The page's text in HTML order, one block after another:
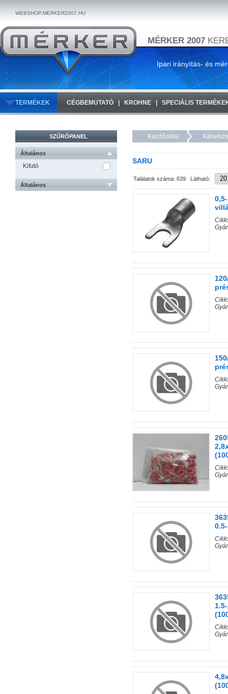
WEBSHOP.MERKER2007.HU
MÉRKER 2007
Ipari irányítás- és
TERMÉKEK CÉGBEMUTATÓ KROHNE SPECIÁLIS
Kezdőoldal
SARU
Találatok száma: 639 Látható:
SZŰRŐPANEL
Általános
Kifutó
Általános